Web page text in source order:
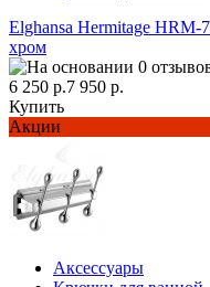
Elghansa Hermitage
хром
6 250 р.7 950 р.
Купить
Акции
Аксессуары